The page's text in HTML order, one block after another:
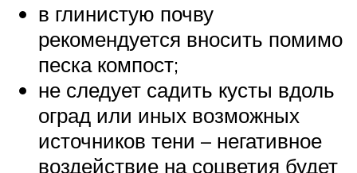
в глинистую почву
рекомендуется вносить помимо
песка компост;
не следует садить кусты вдоль
оград или иных возможных
источников тени – негативное
воздействие на соцветия будет